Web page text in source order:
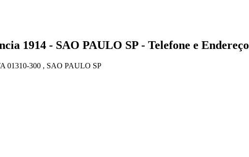
1914 - SAO PAULO SP - Telefone e Endereço
01310-300 , SAO PAULO SP